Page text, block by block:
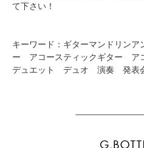
て下さい！
キーワード：ギターマンドリン
ー アコースティックギター
デュエット デュオ 演奏 発表